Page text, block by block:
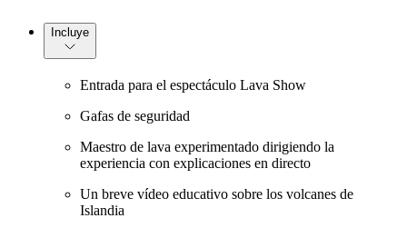
Incluye
Entrada para el espectáculo Lava Show
Gafas de seguridad
Maestro de lava experimentado dirigiendo la
experiencia con explicaciones en directo
Un breve vídeo educativo sobre los volcanes de
Islandia